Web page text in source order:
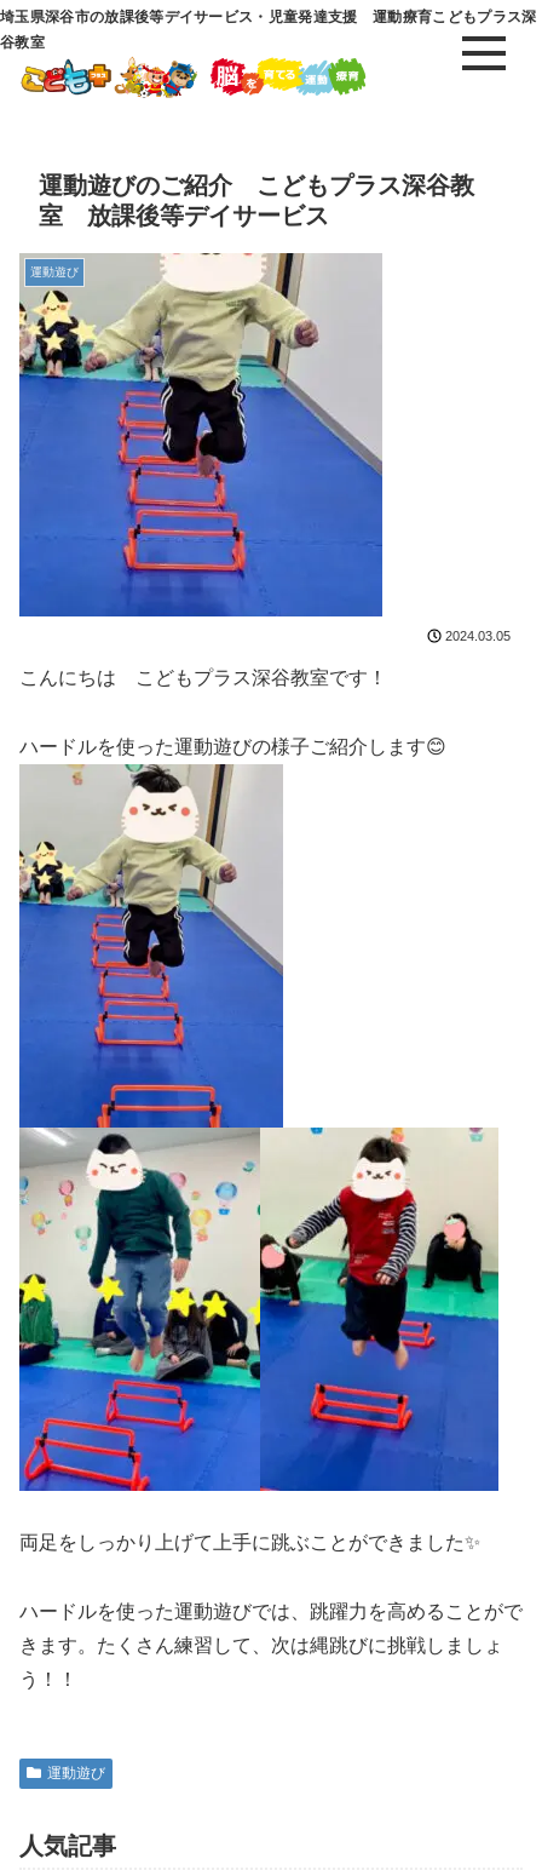
埼玉県深谷市の放課後等デイサービス・児童発達支援 運動療育こどもプラス深
谷教室
運動遊びのご紹介 こどもプラス深谷教
室 放課後等デイサービス
運動遊び
2024.03.05
こんにちは こどもプラス深谷教室です！
ハードルを使った運動遊びの様子ご紹介します😊
両足をしっかり上げて上手に跳ぶことができました✨
ハードルを使った運動遊びでは、跳躍力を高めることがで
きます。たくさん練習して、次は縄跳びに挑戦しましょ
う！！
運動遊び
人気記事